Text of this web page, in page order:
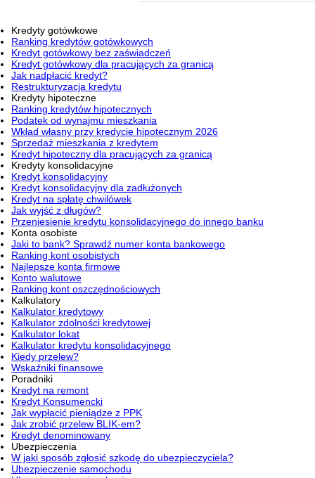
Kredyty gotówkowe
Ranking kredytów gotówkowych
Kredyt gotówkowy bez zaświadczeń
Kredyt gotówkowy dla pracujących za granicą
Jak nadpłacić kredyt?
Restrukturyzacja kredytu
Kredyty hipoteczne
Ranking kredytów hipotecznych
Podatek od wynajmu mieszkania
Wkład własny przy kredycie hipotecznym 2026
Sprzedaż mieszkania z kredytem
Kredyt hipoteczny dla pracujących za granicą
Kredyty konsolidacyjne
Kredyt konsolidacyjny
Kredyt konsolidacyjny dla zadłużonych
Kredyt na spłatę chwilówek
Jak wyjść z długów?
Przeniesienie kredytu konsolidacyjnego do innego banku
Konta osobiste
Jaki to bank? Sprawdź numer konta bankowego
Ranking kont osobistych
Najlepsze konta firmowe
Konto walutowe
Ranking kont oszczędnościowych
Kalkulatory
Kalkulator kredytowy
Kalkulator zdolności kredytowej
Kalkulator lokat
Kalkulator kredytu konsolidacyjnego
Kiedy przelew?
Wskaźniki finansowe
Poradniki
Kredyt na remont
Kredyt Konsumencki
Jak wypłacić pieniądze z PPK
Jak zrobić przelew BLIK-em?
Kredyt denominowany
Ubezpieczenia
W jaki sposób zgłosić szkodę do ubezpieczyciela?
Ubezpieczenie samochodu